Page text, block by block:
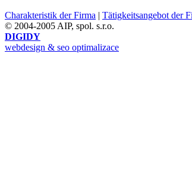
Charakteristik der Firma | Tätigkeitsangebot der
© 2004-2005 AIP, spol. s.r.o.
DIGIDY
webdesign & seo optimalizace